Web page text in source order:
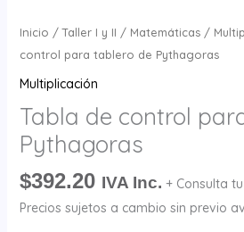
Inicio /Taller I y II / Matemáticas/
control para tablero de Pythagoras
Multiplicación
Tabla de control
Pythagoras
$392.20 IVA Inc. + Consulta
Precios sujetos a cambio sin previo
de
control
tablero
de
Pythagoras
cantidad